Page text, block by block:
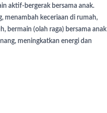
aktif-bergerak bersama anak.
menambah keceriaan di rumah,
bermain (olah raga) bersama anak
meningkatkan energi dan